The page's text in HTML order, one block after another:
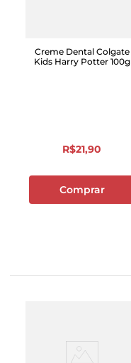
Creme Dental Colgate
Kids Harry Potter 100g
R$21,90
Comprar